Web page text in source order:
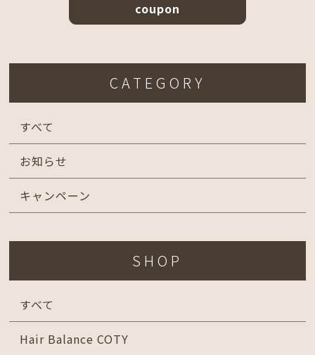
coupon
CATEGORY
すべて
お知らせ
キャンペーン
SHOP
すべて
Hair Balance COTY